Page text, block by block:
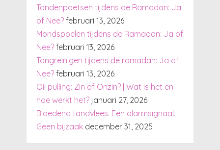
Tandenpoetsen tijdens de Ramadan: Ja
of Nee? februari 13, 2026
Mondspoelen tijdens de Ramadan: Ja of
Nee? februari 13, 2026
Tongreinigen tijdens de ramadan: Ja of
Nee? februari 13, 2026
Oil pulling: Zin of Onzin? | Wat is het en
hoe werkt het? januari 27, 2026
Bloedend tandvlees. Een alarmsignaal.
Geen bijzaak december 31, 2025